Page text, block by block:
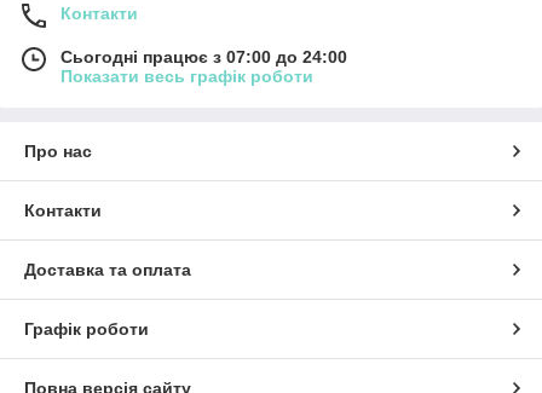
Контакти
Сьогодні працює з 07:00 до 24:00
Показати весь графік роботи
Про нас
Контакти
Доставка та оплата
Графік роботи
Повна версія сайту